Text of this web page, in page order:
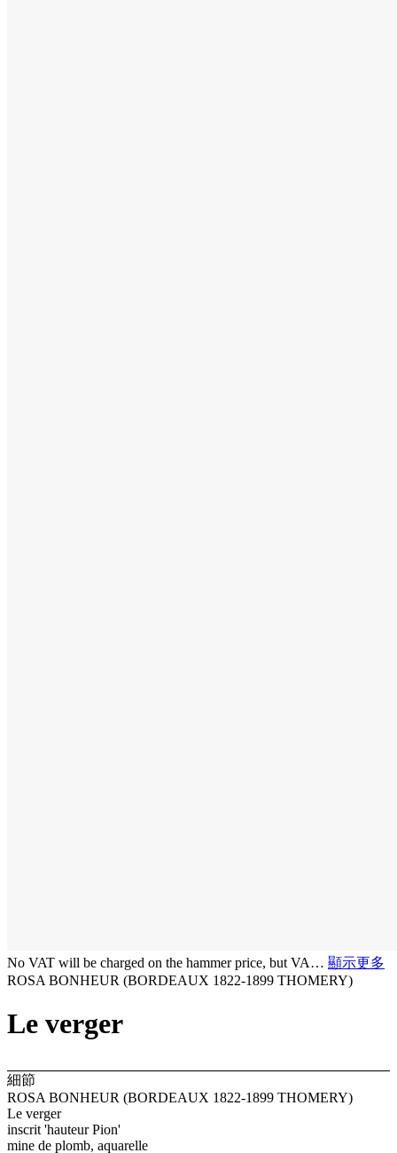
No VAT will be charged on the hammer price, but VA… 顯示更多
ROSA BONHEUR (BORDEAUX 1822-1899 THOMERY)
Le verger
細節
ROSA BONHEUR (BORDEAUX 1822-1899 THOMERY)
Le verger
inscrit 'hauteur Pion'
mine de plomb, aquarelle